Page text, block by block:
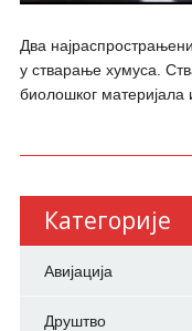
Два
у стварање хумуса.
биолошког материјала
Категорије
Авијација
Друштво